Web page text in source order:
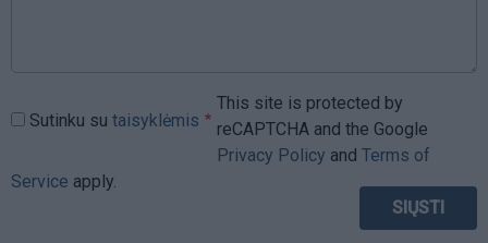
Sutinku su taisyklėmis
This site is protected by
reCAPTCHA and the Google
Privacy Policy and Terms of
Service apply.